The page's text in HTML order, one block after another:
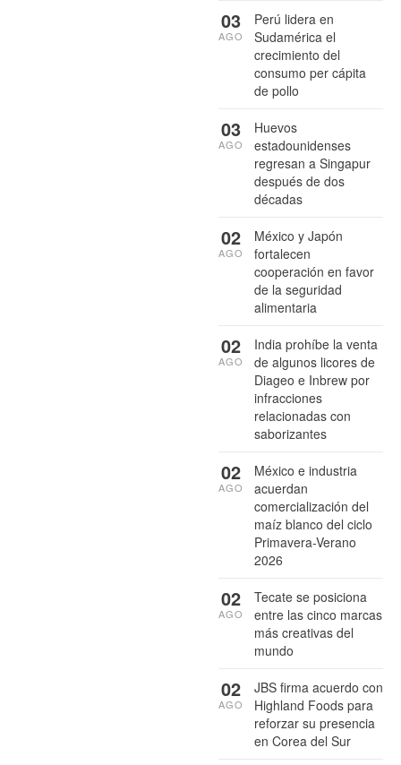
Perú lidera en
Sudamérica el
crecimiento del
consumo per cápita
de pollo
03
AGO
Huevos
estadounidenses
regresan a Singapur
después de dos
décadas
03
AGO
México y Japón
fortalecen
cooperación en favor
de la seguridad
alimentaria
02
AGO
India prohíbe la venta
de algunos licores de
Diageo e Inbrew por
infracciones
relacionadas con
saborizantes
02
AGO
México e industria
acuerdan
comercialización del
maíz blanco del ciclo
Primavera-Verano
2026
02
AGO
Tecate se posiciona
entre las cinco marcas
más creativas del
mundo
02
AGO
JBS firma acuerdo con
Highland Foods para
reforzar su presencia
en Corea del Sur
02
AGO